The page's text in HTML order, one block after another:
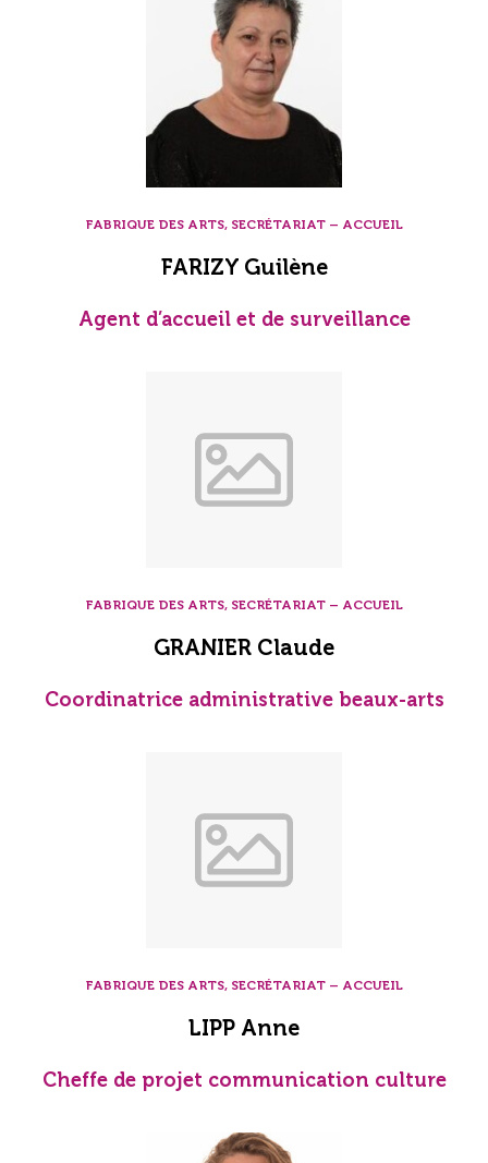
FABRIQUE DES ARTS, SECRÉTARIAT – ACCUEIL
FARIZY Guilène
Agent d’accueil et de surveillance
FABRIQUE DES ARTS, SECRÉTARIAT – ACCUEIL
GRANIER Claude
Coordinatrice administrative beaux-arts
FABRIQUE DES ARTS, SECRÉTARIAT – ACCUEIL
LIPP Anne
Cheffe de projet communication culture